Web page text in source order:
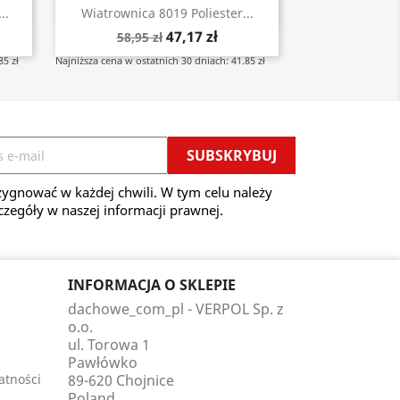
zł
Wiatrownica 8019 Poliester...
58,95 zł 47,17 zł
Najniższa cena w ostatnich 30 dniach: 41.85 zł
Szybki podgląd
w każdej chwili. W tym celu należy
w naszej informacji prawnej.
INFORMACJA O SKLEPIE
dachowe_com_pl - VERPOL Sp. z
o.o.
ul. Torowa 1
Pawłówko
89-620 Chojnice